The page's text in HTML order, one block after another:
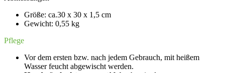
Größe: ca.30 x 30 x 1,5 cm
Gewicht: 0,55 kg
Pflege
Vor dem ersten bzw. nach jedem Gebrauch, mit heißem
Wasser feucht abgewischt werden.